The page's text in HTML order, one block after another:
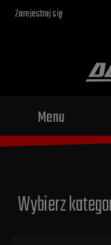
Zarejestruj się
Menu
Wybierz